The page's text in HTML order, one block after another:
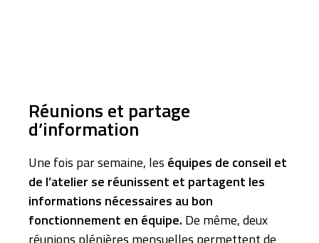
Réunions et partage
d’information
Une fois par semaine, les équipes de conseil et
de l’atelier se réunissent et partagent les
informations nécessaires au bon
fonctionnement en équipe. De même, deux